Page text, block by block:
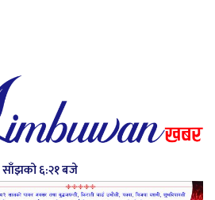
साँझको ६:२१ बजे